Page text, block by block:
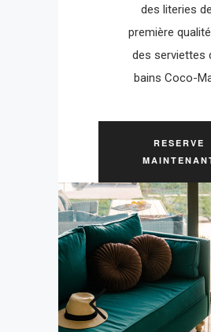
des literies de
première
des serviettes
bains Coco-
RESERVE